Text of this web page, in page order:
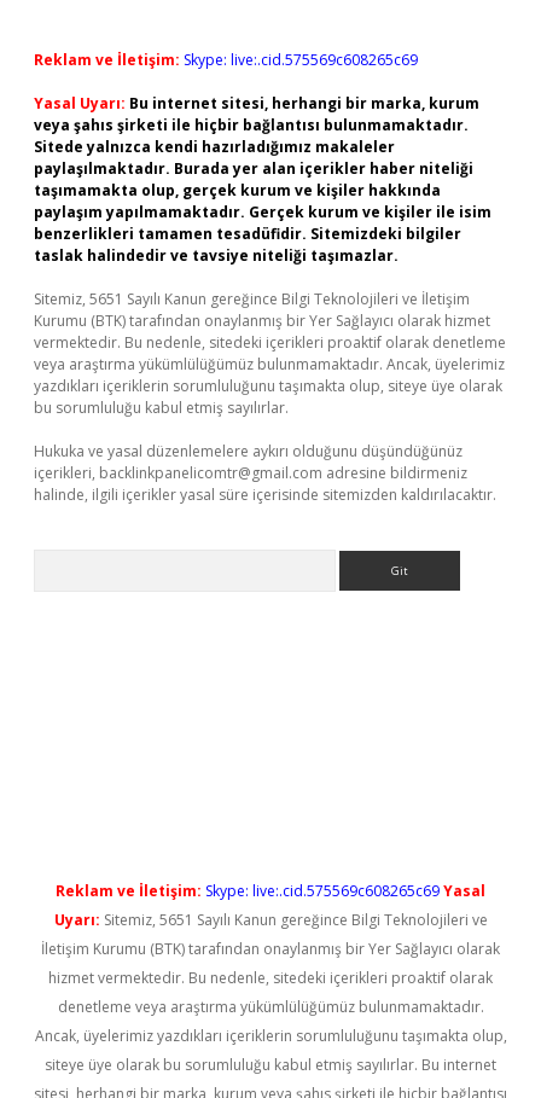
Reklam ve İletişim: Skype: live:.cid.575569c608265c69
Yasal Uyarı: Bu internet sitesi, herhangi bir marka, kurum
veya şahıs şirketi ile hiçbir bağlantısı bulunmamaktadır.
Sitede yalnızca kendi hazırladığımız makaleler
paylaşılmaktadır. Burada yer alan içerikler haber niteliği
taşımamakta olup, gerçek kurum ve kişiler hakkında
paylaşım yapılmamaktadır. Gerçek kurum ve kişiler ile isim
benzerlikleri tamamen tesadüfidir. Sitemizdeki bilgiler
taslak halindedir ve tavsiye niteliği taşımazlar.
Sitemiz, 5651 Sayılı Kanun gereğince Bilgi Teknolojileri ve İletişim
Kurumu (BTK) tarafından onaylanmış bir Yer Sağlayıcı olarak hizmet
vermektedir. Bu nedenle, sitedeki içerikleri proaktif olarak denetleme
veya araştırma yükümlülüğümüz bulunmamaktadır. Ancak, üyelerimiz
yazdıkları içeriklerin sorumluluğunu taşımakta olup, siteye üye olarak
bu sorumluluğu kabul etmiş sayılırlar.
Hukuka ve yasal düzenlemelere aykırı olduğunu düşündüğünüz
içerikleri, backlinkpanelicomtr@gmail.com adresine bildirmeniz
halinde, ilgili içerikler yasal süre içerisinde sitemizden kaldırılacaktır.
Reklam ve İletişim: Skype: live:.cid.575569c608265c69Yasal
Uyarı: Sitemiz, 5651 Sayılı Kanun gereğince Bilgi Teknolojileri ve
İletişim Kurumu (BTK) tarafından onaylanmış bir Yer Sağlayıcı olarak
hizmet vermektedir. Bu nedenle, sitedeki içerikleri proaktif olarak
denetleme veya araştırma yükümlülüğümüz bulunmamaktadır.
Ancak, üyelerimiz yazdıkları içeriklerin sorumluluğunu taşımakta olup,
siteye üye olarak bu sorumluluğu kabul etmiş sayılırlar. Bu internet
sitesi, herhangi bir marka, kurum veya şahıs şirketi ile hiçbir bağlantısı